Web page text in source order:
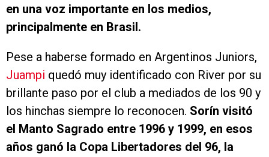
en una voz importante en los medios,
principalmente en Brasil.
Pese a haberse formado en Argentinos Juniors,
Juampi quedó muy identificado con River por su
brillante paso por el club a mediados de los 90 y
los hinchas siempre lo reconocen. Sorín visitó
el Manto Sagrado entre 1996 y 1999, en esos
años ganó la Copa Libertadores del 96, la